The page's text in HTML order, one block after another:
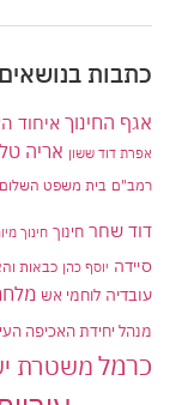
כתבות
אגף החינוך איחוד
אפרת דוד ששון אריה טל
רמב"ם בית משפט
דוד שחר חינוך חינוך
סיידה יוסף כהן כבאות
עובדיה לוחמי אש
מנהל יחידת האכיפה
כרמלמשטרת